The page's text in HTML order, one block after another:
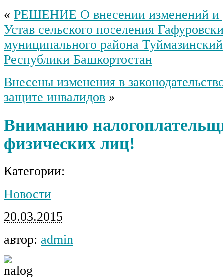
« РЕШЕНИЕ О внесении изменений и
Устав сельского поселения
муниципального района
Республики Башкортостан
Внесены изменения в
защите инвалидов »
Вниманию
физических лиц!
Категории:
Новости
20.03.2015
автор: admin